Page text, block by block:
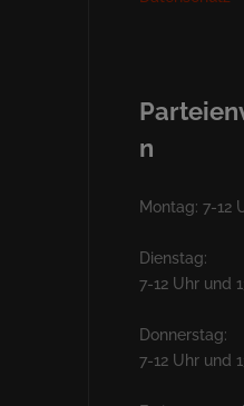
n
Montag: 7-12
Dienstag:
7-12 Uhr und
Donnerstag:
7-12 Uhr und